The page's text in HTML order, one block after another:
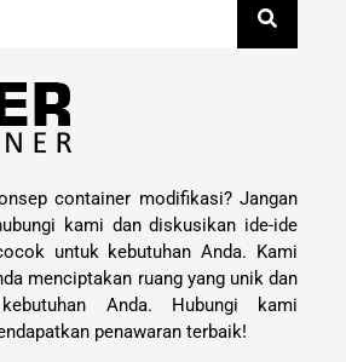
container modifikasi? Jangan
kami dan diskusikan ide-ide
untuk kebutuhan Anda. Kami
menciptakan ruang yang unik dan
Anda. Hubungi kami
penawaran terbaik!